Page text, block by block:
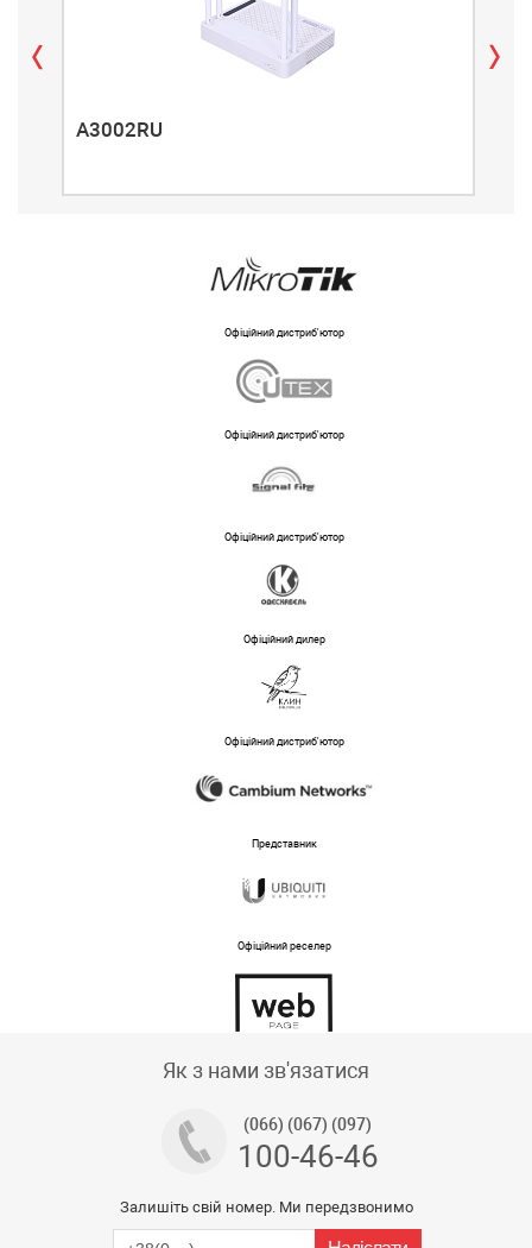
A3002RU
Офіційний дистриб'ютор
Офіційний дистриб'ютор
Офіційний дистриб'ютор
Офіційний дилер
Офіційний дистриб'ютор
Представник
Офіційний реселер
Як з нами зв'язатися
(066) (067) (097)
100-46-46
Залишіть свій номер. Ми передзвонимо